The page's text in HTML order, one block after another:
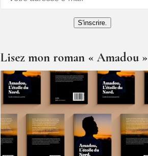
S'inscrire.
Lisez mon roman « Amadou »